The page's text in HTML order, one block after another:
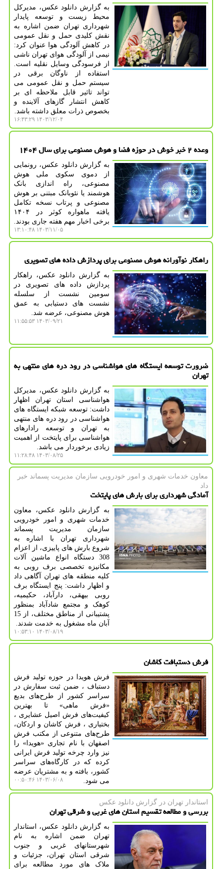
به گزارش دانلود عکس، مدیرکل
محیط زیست و توسعه پایدار
شهرداری تهران ضمن اشاره به
نقش کلیدی حمل و نقل عمومی
در کاهش آلودگی هوا عنوان کرد:
نیمی از آلودگی هوای تهران ناشی
از فرسودگی وسایل نقلیه است.
استفاده از ناوگان برقی در
سیستم حمل و نقل عمومی می
تواند تاثیر قابل ملاحظه ای بر
کاهش انتشار گازهای آلاینده و
بخصوص ذرات معلق داشته باشد.
۱۴۰۳/۱۲/۰۴ ۱۶:۴۳:۲۹
وعده ۲ خبر خوش در حوزه فضا و هوش مصنوعی برای سال ۱۴۰۴
به گزارش دانلود عکس، رونمایی
از دموی سکوی ملی هوش
مصنوعی، راه اندازی بانک
هوشمند یا نئوبانک مبتنی بر هوش
مصنوعی و پرتاب نسخه تکامل
یافته ماهواره کوثر در ۱۴۰۴
برخی اخبار مهم هفته جاری بودند.
۱۴۰۳/۱۱/۰۵ ۱۳:۱۰:۴۸
راهکار نوآورانه هوش مصنوعی برای پردازش داده های تصویری
به گزارش دانلود عکس، راهکار
پردازش داده های تصویری در
سومین نشست از سلسله
نشست های دستیابی به عمق
هوش مصنوعی، عرضه شد.
۱۴۰۳/۰۹/۲۱ ۱۱:۵۵:۵۳
ضرورت توسعه ایستگاه های هواشناسی در رود دره های منتهی به
تهران
به گزارش دانلود عکس، مدیرکل
هواشناسی استان تهران اظهار
داشت: توسعه شبکه ایستگاه های
هواشناسی در رود دره های منتهی
به تهران و توسعه رادارهای
هواشناسی برای پایتخت از اهمیت
زیادی برخوردار می باشد.
۱۴۰۳/۰۸/۲۵ ۱۱:۲۸:۴۸
معاون خدمات شهری و امور خودرویی سازمان مدیریت پسماند خبر
داد
آمادگی شهرداری برای بارش های پایتخت
به گزارش دانلود عکس، معاون
خدمات شهری و امور خودرویی
سازمان مدیریت پسماند
شهرداری تهران با اشاره به
شروع بارش های پاییزی، از اعزام
308 دستگاه انواع ماشین آلات
مکانیزه تخصصی برف روبی به
کلیه منطقه های تهران آگاهی داد
و اظهار داشت: پنج ایستگاه برف
روبی بیهقی، دارآباد، حکیمیه،
کوهک و مجتمع شادآباد بمنظور
پشتیبانی از مناطق مختلف، از 15
آبان ماه مشغول به خدمت شدند.
۱۴۰۳/۰۸/۱۹ ۱۰:۵۳:۱۰
فرش دستبافت کاشان
فرش هویدا در حوزه تولید فرش
دستباف ، ضمن ثبت سفارش در
سراسر کشور از طرح‌های بدیع
«فرش ماهی» تا بهترین
کیفیت‌های فرش اصیل عشایری ،
بختیاری ، فرش کاشان و اردکان،
طرح‌های متنوعی از مکتب فرش
اصفهان با نام تجاری «هویدا» را
نیز وارد چرخه تولید فرش ایرانی
کرده که در کارگاه‌های سراسر
کشور، بافته و به مشتریان عرضه
می شود.
۱۴۰۳/۰۶/۰۸ ۰۰:۵۰:۴۶
استاندار تهران در گزارش دانلود عكس
بررسی و مطالعه تقسیم استان های غربی و شرقی تهران
به گزارش دانلود عکس، استاندار
تهران ضمن اشاره به نام
شهرستانهای غربی و جنوب
شرقی استان تهران، جزئیات و
ملاک های مورد مطالعه برای